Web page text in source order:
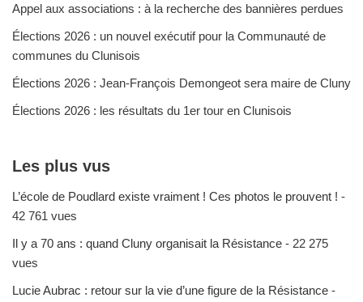
Appel aux associations : à la recherche des bannières perdues
Élections 2026 : un nouvel exécutif pour la Communauté de
communes du Clunisois
Élections 2026 : Jean-François Demongeot sera maire de Cluny
Élections 2026 : les résultats du 1er tour en Clunisois
Les plus vus
L’école de Poudlard existe vraiment ! Ces photos le prouvent ! -
42 761 vues
Il y a 70 ans : quand Cluny organisait la Résistance - 22 275
vues
Lucie Aubrac : retour sur la vie d’une figure de la Résistance -